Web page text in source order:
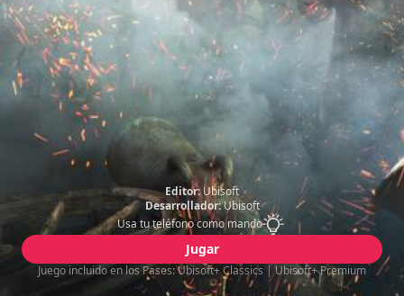
Editor: Ubisoft
Desarrollador:Ubisoft
Usa tu teléfono como mando
Jugar
Juego incluido en los Pases: Ubisoft+ Classics | Ubisoft+ Premium